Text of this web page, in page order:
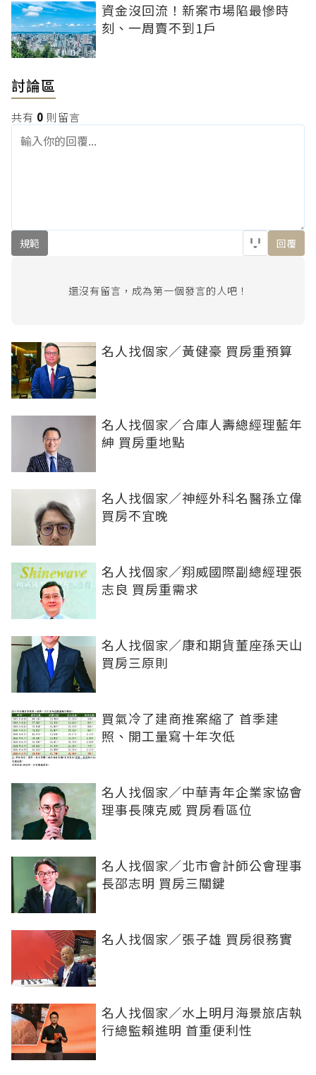
資金沒回流！新案市場陷最慘時
刻、一周賣不到1戶
討論區
共有 0 則留言
規範 回覆
還沒有留言，成為第一個發言的人吧！
名人找個家／黃健豪 買房重預算
名人找個家／合庫人壽總經理藍年
紳 買房重地點
名人找個家／神經外科名醫孫立偉
買房不宜晚
名人找個家／翔威國際副總經理張
志良 買房重需求
名人找個家／康和期貨董座孫天山
買房三原則
買氣冷了建商推案縮了 首季建
照、開工量寫十年次低
名人找個家／中華青年企業家協會
理事長陳克威 買房看區位
名人找個家／北市會計師公會理事
長邵志明 買房三關鍵
名人找個家／張子雄 買房很務實
名人找個家／水上明月海景旅店執
行總監賴進明 首重便利性